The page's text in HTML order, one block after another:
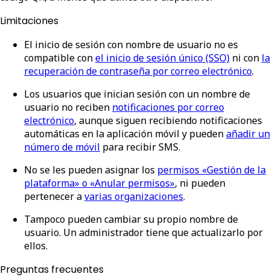
Limitaciones
El inicio de sesión con nombre de usuario no es
compatible conel inicio de sesión único (SSO) ni con la
recuperación de contraseña por correo electrónico.
Los usuarios que inician sesión con un nombre de
usuario no reciben notificaciones por correo
electrónico, aunque siguen recibiendo notificaciones
automáticas en la aplicación móvil y puedenañadir un
número de móvil para recibir SMS.
No se les pueden asignar los permisos «Gestión de la
plataforma» o «Anular permisos», ni pueden
pertenecer avarias organizaciones.
Tampoco pueden cambiar su propio nombre de
usuario. Un administrador tiene que actualizarlo por
ellos.
Preguntas frecuentes